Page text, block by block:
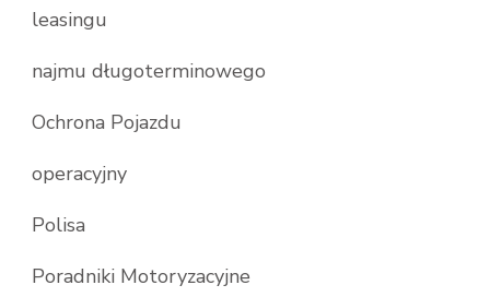
leasingu
najmu długoterminowego
Ochrona Pojazdu
operacyjny
Polisa
Poradniki Motoryzacyjne